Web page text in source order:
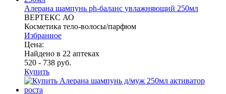
Алерана шампунь ph-баланс увлажняющий 250мл
ВЕРТЕКС АО
Косметика тело-волосы/парфюм
Избранное
Цена:
Найдено в 22 аптеках
520 - 738 руб.
Купить